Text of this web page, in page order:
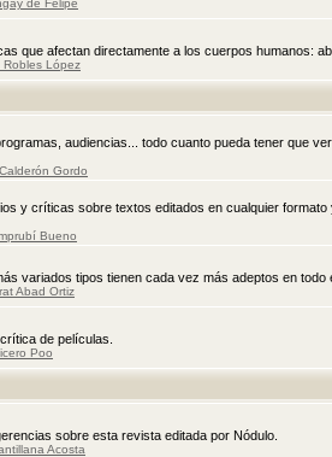
de Felipe
que afectan directamente a los cuerpos humanos:
López
audiencias... todo cuanto pueda tener que
Gordo
y críticas sobre textos editados en cualquier
Bueno
variados tipos tienen cada vez más adeptos en todo
Abad Ortiz
de películas.
Poo
sobre esta revista editada por Nódulo.
Acosta